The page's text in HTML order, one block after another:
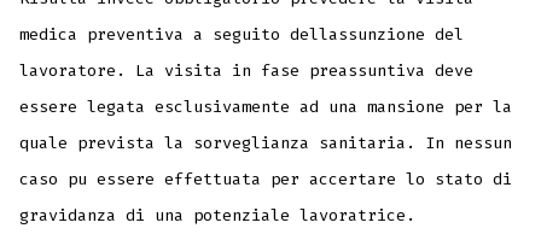
medica preventiva a seguito dellassunzione del
lavoratore. La visita in fase preassuntiva deve
essere legata esclusivamente ad una mansione per la
quale prevista la sorveglianza sanitaria. In nessun
caso pu essere effettuata per accertare lo stato di
gravidanza di una potenziale lavoratrice.